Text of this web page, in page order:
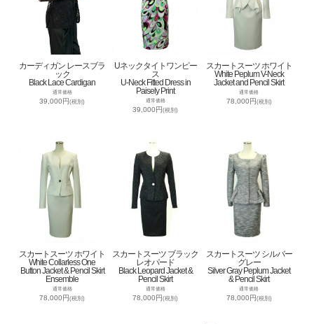
カーディガン レースブラ
ック
Black Lace Cardigan
通常価格
39,000円(税別)
Uネックタイトワンピー
ス
U-Neck Fitted Dress in
Paisely Print
通常価格
39,000円(税別)
スカートスーツ ホワイト
White Peplum V-Neck
Jacket and Pencil Skirt
通常価格
78,000円(税別)
スカートスーツ ホワイト
White Collarless One
Button Jacket & Pencil Skirt
Ensemble
通常価格
78,000円(税別)
スカートスーツ ブラック
レオパード
Black Leopard Jacket &
Pencil Skirt
通常価格
78,000円(税別)
スカートスーツ シルバー
グレー
Silver Gray Peplum Jacket
& Pencil Skirt
通常価格
78,000円(税別)